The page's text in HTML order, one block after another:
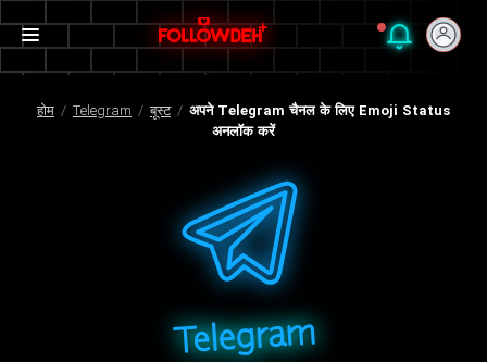
होम / Telegram / बूस्ट / अपने Telegram चैनल के लिए Emoji Status
अनलॉक करें